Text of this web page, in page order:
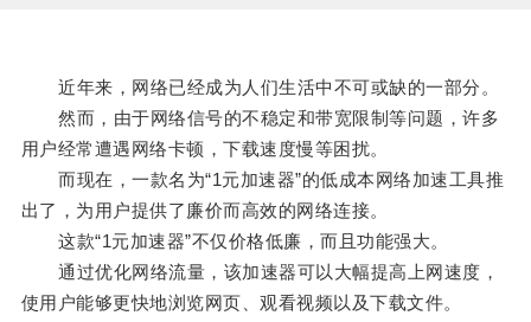
近年来，网络已经成为人们生活中不可或缺的一部分。
然而，由于网络信号的不稳定和带宽限制等问题，许多
用户经常遭遇网络卡顿，下载速度慢等困扰。
而现在，一款名为“1元加速器”的低成本网络加速工具推
出了，为用户提供了廉价而高效的网络连接。
这款“1元加速器”不仅价格低廉，而且功能强大。
通过优化网络流量，该加速器可以大幅提高上网速度，
使用户能够更快地浏览网页、观看视频以及下载文件。